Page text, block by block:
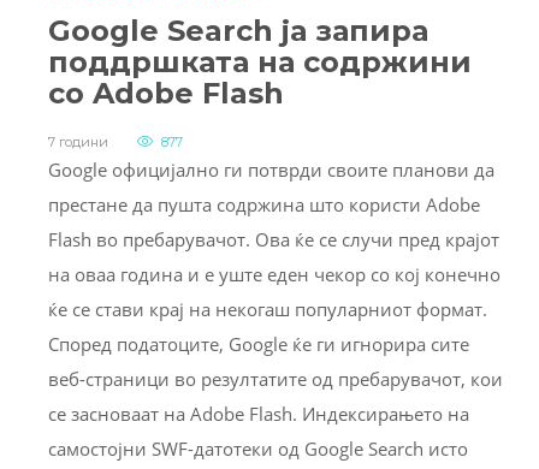
Google Search ја запира
поддршката на содржини
со Adobe Flash
7 години 877
Google официјално ги потврди своите планови да
престане да пушта содржина што користи Adobe
Flash во пребарувачот. Ова ќе се случи пред крајот
на оваа година и е уште еден чекор со кој конечно
ќе се стави крај на некогаш популарниот формат.
Според податоците, Google ќе ги игнорира сите
веб-страници во резултатите од пребарувачот, кои
се засноваат на Adobe Flash. Индексирањето на
самостојни SWF-датотеки од Google Search исто